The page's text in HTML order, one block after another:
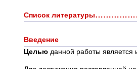
Список литературы
Введение
Целью данной работы является